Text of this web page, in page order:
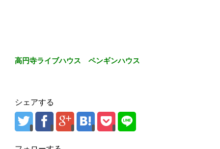
高円寺ライブハウス ペンギンハウス
シェアする